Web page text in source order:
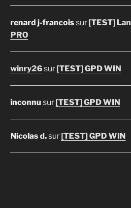
renard j-francoissur [TEST]
PRO
winry26sur [TEST] GPD WIN
inconnu sur [TEST] GPD WIN
Nicolas d.sur [TEST] GPD WIN